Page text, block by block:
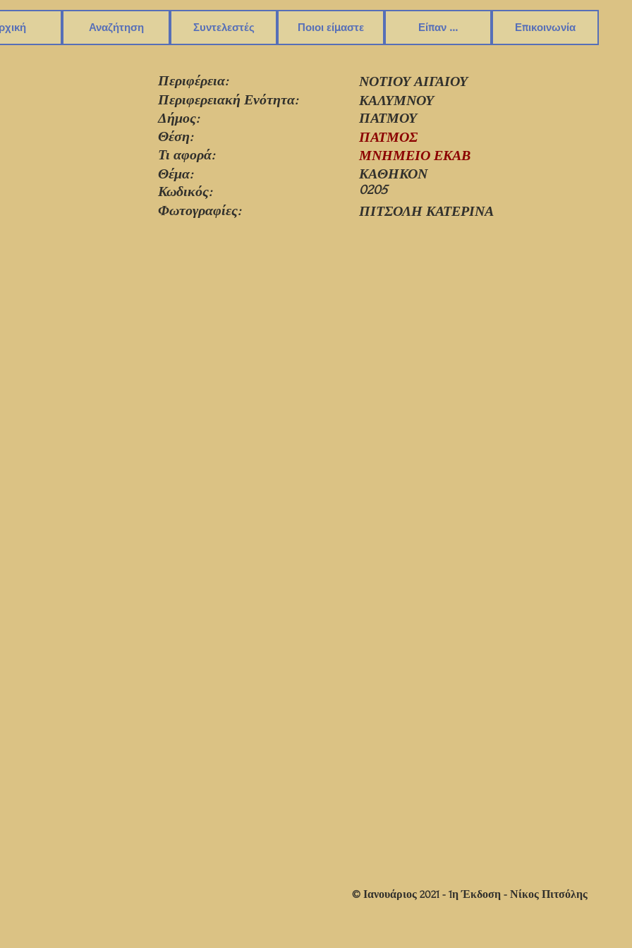
Αναζήτηση Συντελεστές Ποιοι είμαστε Είπαν ... Επικοινωνία
Περιφέρεια:
Περιφερειακή Ενότητα:
Δήμος:
Θέση:
Τι αφορά:
Θέμα:
Κωδικός:
Φωτογραφίες:
ΝΟΤΙΟΥ ΑΙΓΑΙΟΥ
ΚΑΛΥΜΝΟΥ
ΠΑΤΜΟΥ
ΠΑΤΜΟΣ
ΜΝΗΜΕΙΟ ΕΚΑΒ
ΚΑΘΗΚΟΝ
0205
ΠΙΤΣΟΛΗ ΚΑΤΕΡΙΝΑ
© Ιανουάριος 2021 - 1η Έκδοση - Νίκος Πιτσόλης